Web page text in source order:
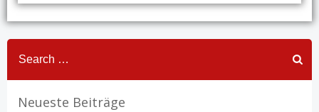
Search
for:
Neueste Beiträge